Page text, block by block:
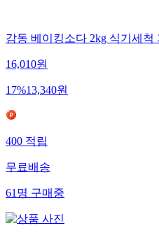
감동 베이킹소다 2kg 식기세척
16,010원
17%13,340원
400적립
무료배송
61명구매중